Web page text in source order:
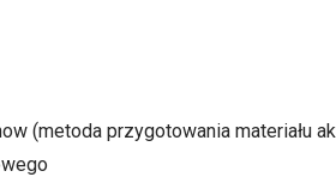
(metoda przygotowania materiału